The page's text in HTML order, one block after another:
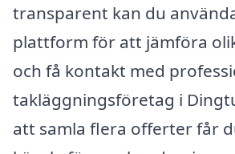
transparent kan du
plattform för att jämföra
och få kontakt med
takläggningsföretag i
att samla flera offerter får